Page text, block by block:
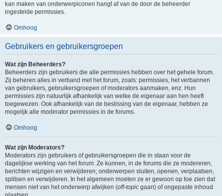
kan maken van onderwerpiconen hangt af van de door de beheerder
ingestelde permissies.
Omhoog
Gebruikers en gebruikersgroepen
Wat zijn Beheerders?
Beheerders zijn gebruikers die alle permissies hebben over het gehele forum.
Zij beheren alles in verband met het forum, zoals: permissies, het verbannen
van gebruikers, gebruikersgroepen of moderators aanmaken, enz. Hun
permissies zijn natuurlijk afhankelijk van welke de eigenaar aan hen heeft
toegewezen. Ook afhankelijk van de beslissing van de eigenaar, hebben ze
mogelijk alle moderator permissies in de forums.
Omhoog
Wat zijn Moderators?
Moderators zijn gebruikers of gebruikersgroepen die in staan voor de
dagelijkse werking van het forum. Ze kunnen, in de forums die ze modereren,
berichten wijzigen en verwijderen; onderwerpen sluiten, openen, verplaatsen,
splitsen en verwijderen. In het algemeen moeten ze er gewoon op toe zien dat
mensen niet van het onderwerp afwijken (off-topic gaan) of ongepaste inhoud